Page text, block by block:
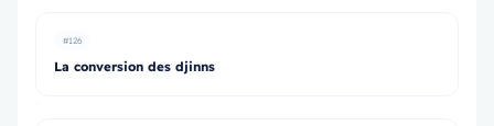
#126
La conversion des djinns